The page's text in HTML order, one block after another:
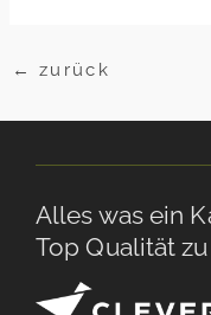
← zurück
Alles was ein
Top Qualität